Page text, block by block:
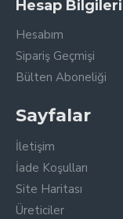
Teknik Özellikler
Hesap Bilgileri
Hesabım
Sipariş Geçmişi
Bülten Aboneliği
Sayfalar
İletişim
İade Koşulları
Site Haritası
Üreticiler